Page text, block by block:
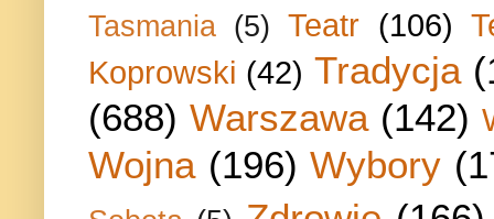
Tasmania (5) Teatr (106)
Koprowski (42) Tradycja
(688) Warszawa (142)
Wojna (196) Wybory